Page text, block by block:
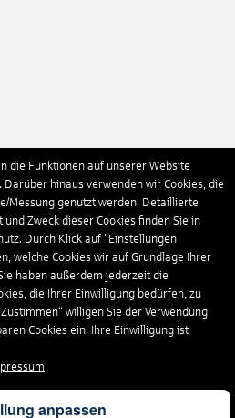
die Funktionen auf unserer Website
hinaus verwenden wir Cookies, die
Messung genutzt werden. Detaillierte
Zweck dieser Cookies finden Sie in
Durch Klick auf "Einstellungen
welche Cookies wir auf Grundlage Ihrer
haben außerdem jederzeit die
die Ihrer Einwilligung bedürfen, zu
willigen Sie der Verwendung
Cookies ein. Ihre Einwilligung ist
anpassen